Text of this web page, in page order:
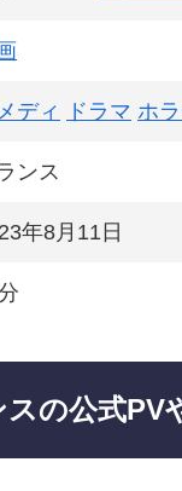
ディ ドラマ ホ
ンス
年8月11日
の公式PV